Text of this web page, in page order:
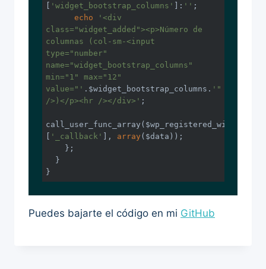
[ 'widget_bootstrap_columns' ]: '' ;
echo
'<div
class="widget_added"><p>Número de
columnas (col-sm-<input
type="number"
name="widget_bootstrap_columns"
min="1" max="12"
value="' .$widget_bootstrap_columns. '"
/>)</p><hr /></div>' ;
[ '_callback' ], array ($data));
}
Puedes bajarte el código en mi GitHub